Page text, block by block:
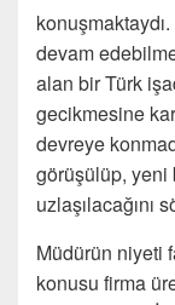
devam
alan bir Türk
gecikmesine
devreye
görüşülüp, yeni
uzlaşılacağını
Müdürün niyeti
konusu firma